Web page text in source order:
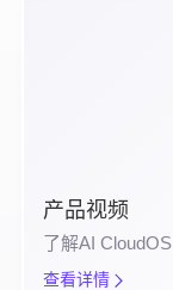
产品视频
了解AI CloudOS
查看详情